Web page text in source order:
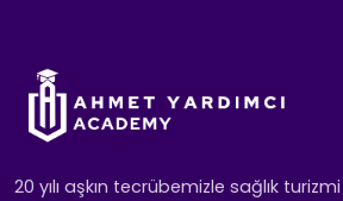
20 yılı aşkın tecrübemizle sağlık